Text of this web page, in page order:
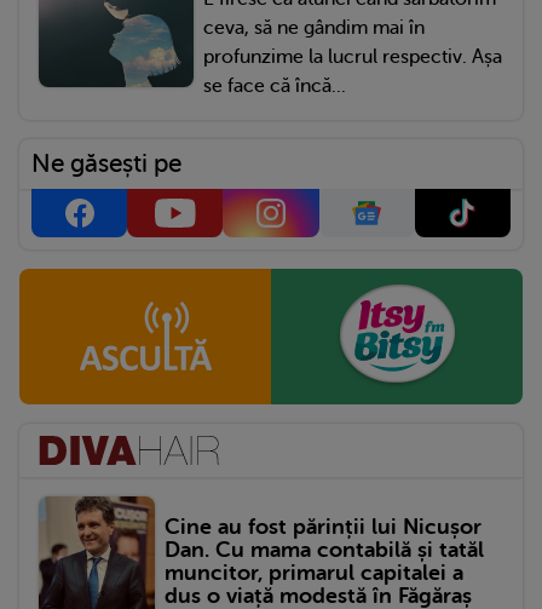
ceva, să ne gândim mai în
profunzime la lucrul respectiv. Așa
se face că încă...
Ne găsești pe
Cine au fost părinții lui Nicușor
Dan. Cu mama contabilă și tatăl
muncitor, primarul capitalei a
dus o viață modestă în Făgăraș